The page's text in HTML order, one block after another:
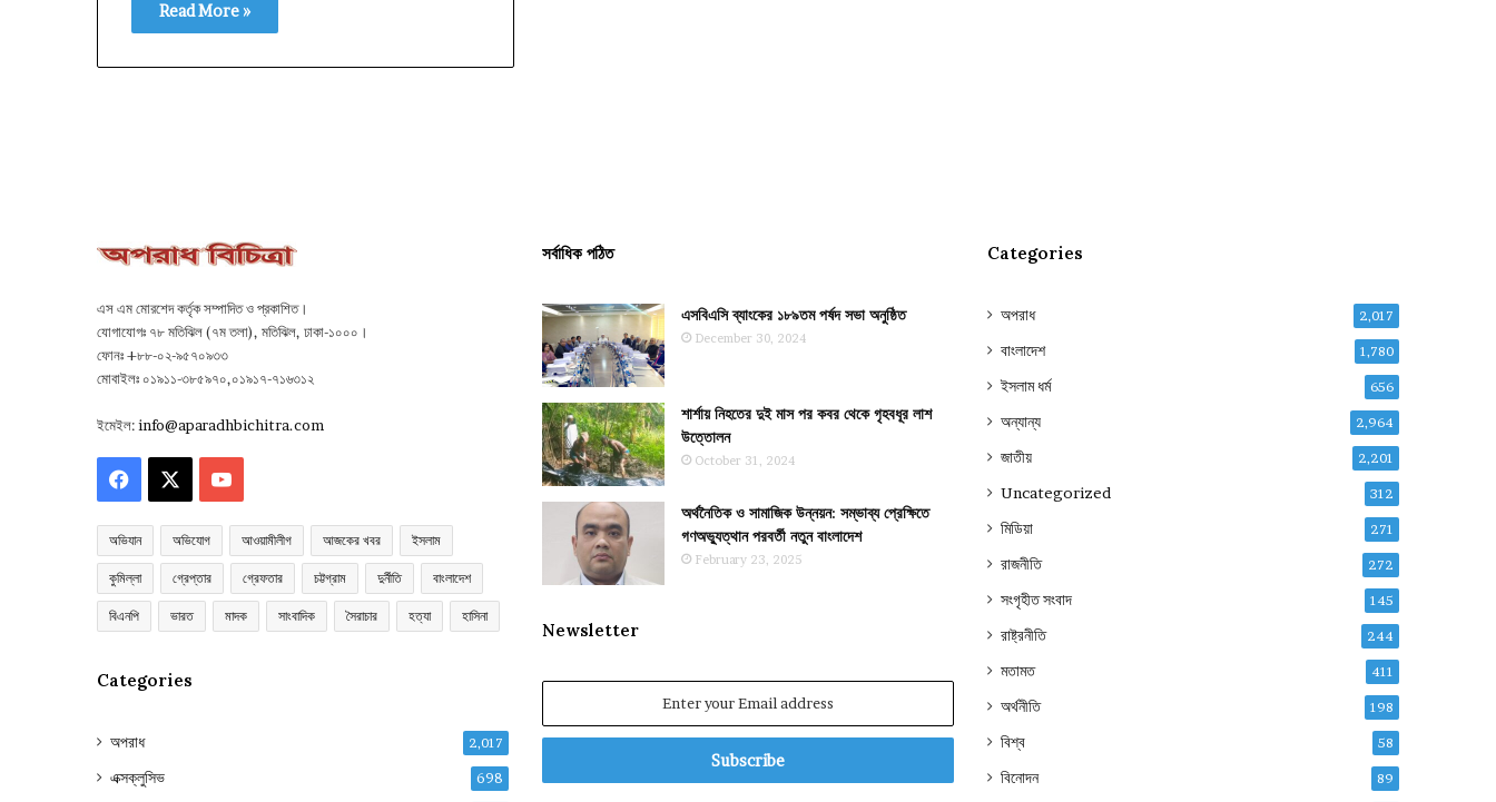
Read More »
এস এম মোরশেদ কর্তৃক সম্পাদিত ও প্রকাশিত।
যোগাযোগঃ ৭৮ মতিঝিল (৭ম তলা), মতিঝিল, ঢাকা-১০০০।
ফোনঃ +৮৮-০২-৯৫৭০৯৩৩
মোবাইলঃ ০১৯১১-৩৮৫৯৭০,০১৯১৭-৭১৬৩১২
ইমেইল:info@aparadhbichitra.com
Facebook YouTube
অভিযান অভিযোগ আওয়ামীলীগ আজকের খবর ইসলাম
কুমিল্লা গ্রেপ্তার গ্রেফতার চট্টগ্রাম দুর্নীতি বাংলাদেশ
বিএনপি ভারত মাদক সাংবাদিক সৈরাচার হত্যা হাসিনা
Categories
অপরাধ 2,017
এক্সক্লুসিভ 698
সর্বাধিক পঠিত
এসবিএসি ব্যাংকের ১৮৯তম পর্ষদ সভা অনুষ্ঠিত
December 30, 2024
শার্শায় নিহতের দুই মাস পর কবর থেকে গৃহবধূর লাশ
উত্তোলন
October 31, 2024
অর্থনৈতিক ও সামাজিক উন্নয়ন: সম্ভাব্য প্রেক্ষিতে
গণঅভ্যুত্থান পরবর্তী নতুন বাংলাদেশ
February 23, 2025
Newsletter
Email
Categories
অপরাধ 2,017
বাংলাদেশ 1,780
ইসলাম ধর্ম 656
অন্যান্য 2,964
জাতীয় 2,201
Uncategorized 312
মিডিয়া 271
রাজনীতি 272
সংগৃহীত সংবাদ 145
রাষ্ট্রনীতি 244
মতামত 411
অর্থনীতি 198
বিশ্ব 58
বিনোদন 89